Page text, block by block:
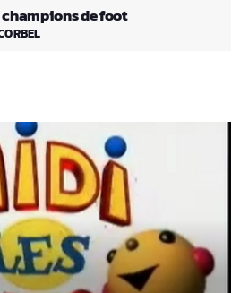
de foot